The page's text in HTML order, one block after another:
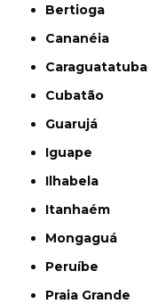
Bertioga
Cananéia
Caraguatatuba
Cubatão
Guarujá
Iguape
Ilhabela
Itanhaém
Mongaguá
Peruíbe
Praia Grande